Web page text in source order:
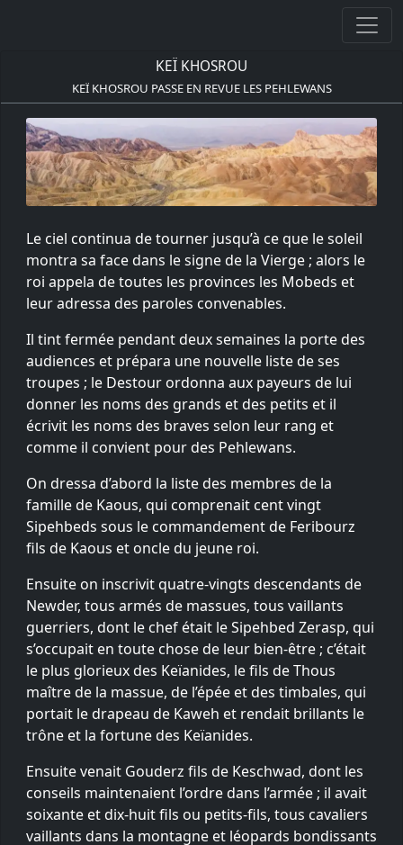
KEÏ KHOSROU
KEÏ KHOSROU PASSE EN REVUE LES PEHLEWANS
Le ciel continua de tourner jusqu’à ce que le soleil
montra sa face dans le signe de la Vierge ; alors le
roi appela de toutes les provinces les Mobeds et
leur adressa des paroles convenables.
Il tint fermée pendant deux semaines la porte des
audiences et prépara une nouvelle liste de ses
troupes ; le Destour ordonna aux payeurs de lui
donner les noms des grands et des petits et il
écrivit les noms des braves selon leur rang et
comme il convient pour des Pehlewans.
On dressa d’abord la liste des membres de la
famille de Kaous, qui comprenait cent vingt
Sipehbeds sous le commandement de Feribourz
fils de Kaous et oncle du jeune roi.
Ensuite on inscrivit quatre-vingts descendants de
Newder, tous armés de massues, tous vaillants
guerriers, dont le chef était le Sipehbed Zerasp, qui
s’occupait en toute chose de leur bien-être ; c’était
le plus glorieux des Keïanides, le fils de Thous
maître de la massue, de l’épée et des timbales, qui
portait le drapeau de Kaweh et rendait brillants le
trône et la fortune des Keïanides.
Ensuite venait Gouderz fils de Keschwad, dont les
conseils maintenaient l’ordre dans l’armée ; il avait
soixante et dix-huit fils ou petits-fils, tous cavaliers
vaillants dans la montagne et léopards bondissants